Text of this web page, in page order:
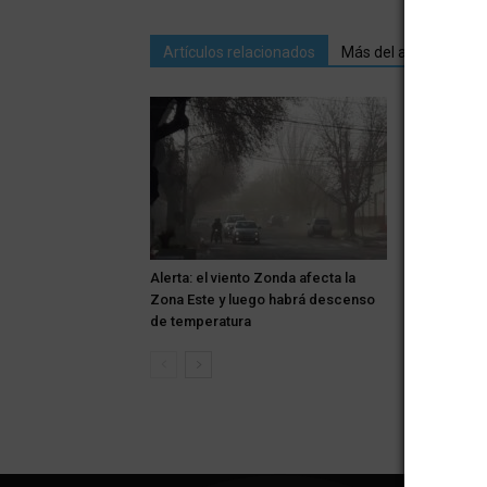
Artículos relacionados Más del autor
Alerta: el viento Zonda afecta la
Zona Este y luego habrá descenso
de temperatura